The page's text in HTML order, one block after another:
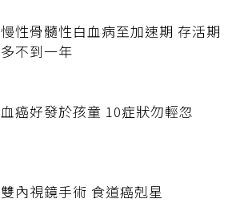
慢性骨髓性白血病至加速期 存活期
多不到一年
血癌好發於孩童 10症狀勿輕忽
雙內視鏡手術 食道癌剋星